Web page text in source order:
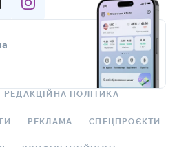
РЕДАКЦІЙНА ПОЛІТИКА
РЕКЛАМА СПЕЦПРОЄКТИ